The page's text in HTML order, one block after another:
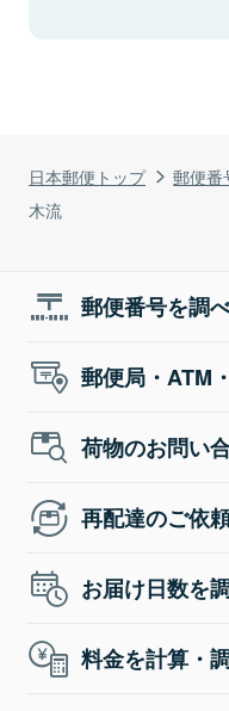
日本郵便トップ 郵便番
木流
郵便番号を調
郵便局・ATM
荷物のお問い
再配達のご依
お届け日数を
料金を計算・